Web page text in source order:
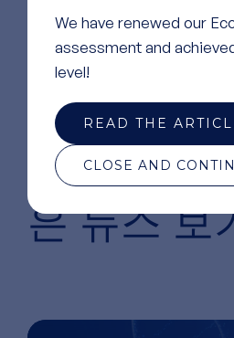
We have renewed our
assessment and
level!
READ THE
CLOSE AND
당사에 대
은 뉴스 보